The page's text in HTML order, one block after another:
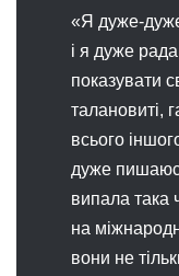
«Я дуже-
і я дуже
показувати
талановиті,
всього
дуже
випала така
на
вони не